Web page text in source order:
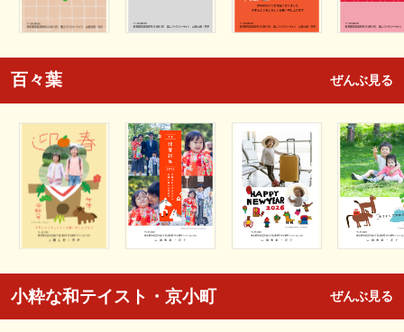
百々葉 ぜんぶ見る
小粋な和テイスト・京小町 ぜんぶ見る